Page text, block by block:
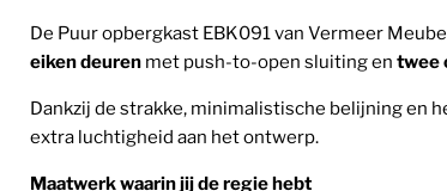
De Puur opbergkast EBK091 van Vermeer
eiken deuren met push-to-open sluiting en twee
Dankzij de strakke, minimalistische belijning en
extra luchtigheid aan het ontwerp.
Maatwerk waarin jij de regie hebt